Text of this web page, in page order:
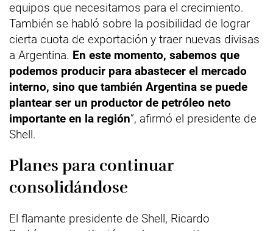
equipos que necesitamos para el crecimiento.
También se habló sobre la posibilidad de lograr
cierta cuota de exportación y traer nuevas divisas
a Argentina. En este momento, sabemos que
podemos producir para abastecer el mercado
interno, sino que también Argentina se puede
plantear ser un productor de petróleo neto
importante en la región”, afirmó el presidente de
Shell.
Planes para continuar
consolidándose
El flamante presidente de Shell, Ricardo